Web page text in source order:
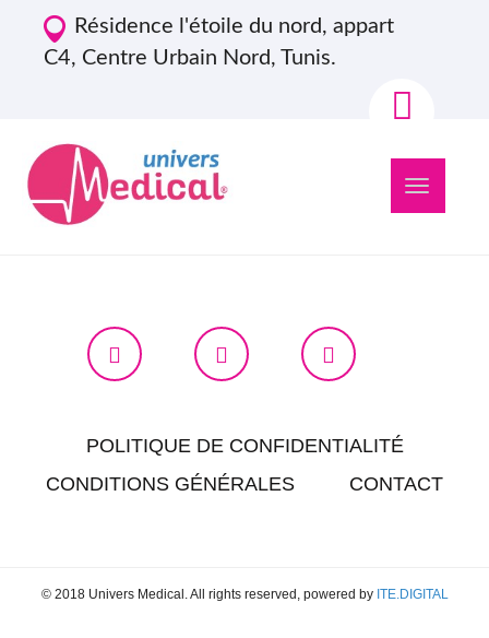
Résidence l'étoile du nord, appart
C4, Centre Urbain Nord, Tunis.
Navigation
POLITIQUE DE CONFIDENTIALITÉ
CONDITIONS GÉNÉRALES
CONTACT
© 2018 Univers Medical. All rights reserved, powered by ITE.DIGITAL